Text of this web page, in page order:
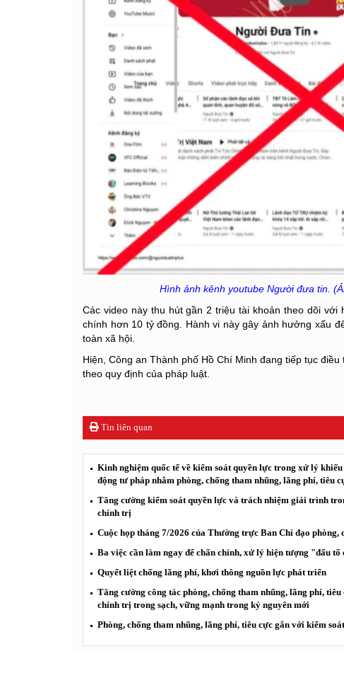
Hình ảnh kênh youtube Người đưa tin.
Các video này thu hút gần 2 triệu tài khoản theo dõi
chính hơn 10 tỷ đồng. Hành vi này gây ảnh hưởng xấu
toàn xã hội.
Hiện, Công an Thành phố Hồ Chí Minh đang tiếp tục
theo quy định của pháp luật.
Tin liên quan
Kinh nghiệm quốc tế về kiểm soát quyền lực trong xử lý
động tư pháp nhằm phòng, chống tham nhũng, lãng phí, tiêu
Tăng cường kiểm soát quyền lực và trách nhiệm giải trình
chính trị
Cuộc họp tháng 7/2026 của Thường trực Ban Chỉ đạo
Ba việc cần làm ngay để chấn chỉnh, xử lý hiện tượng "đấu
Quyết liệt chống lãng phí, khơi thông nguồn lực phát triển
Tăng cường công tác phòng, chống tham nhũng, lãng phí,
chính trị trong sạch, vững mạnh trong kỷ nguyên mới
Phòng, chống tham nhũng, lãng phí, tiêu cực gắn với kiểm